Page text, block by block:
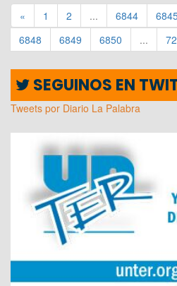
« 1 2 ... 6844
6848
6849 6850 ...
SEGUINOS EN
Tweets por Diario La Palabra